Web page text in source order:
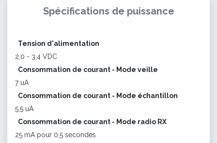
Spécifications de puissance
Tension d'alimentation
2,0 - 3,4 VDC
Consommation de courant - Mode veille
7 uA
Consommation de courant - Mode échantillon
5,5 uA
Consommation de courant - Mode radio RX
25 mA pour 0,5 secondes